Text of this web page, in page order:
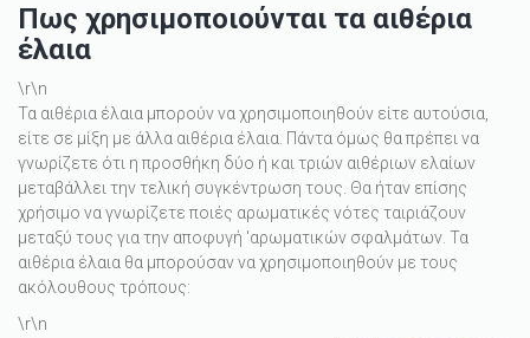
Πως χρησιμοποιούνται τα αιθέρια
έλαια
\r\n
Τα αιθέρια έλαια μπορούν να χρησιμοποιηθούν είτε αυτούσια,
είτε σε μίξη με άλλα αιθέρια έλαια. Πάντα όμως θα πρέπει να
γνωρίζετε ότι η προσθήκη δύο ή και τριών αιθέριων ελαίων
μεταβάλλει την τελική συγκέντρωση τους. Θα ήταν επίσης
χρήσιμο να γνωρίζετε ποιές αρωματικές νότες ταιριάζουν
μεταξύ τους για την αποφυγή 'αρωματικών σφαλμάτων. Τα
αιθέρια έλαια θα μπορούσαν να χρησιμοποιηθούν με τους
ακόλουθους τρόπους:
\r\n